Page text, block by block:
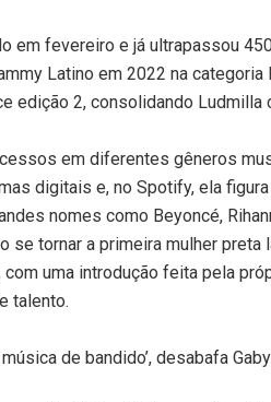
em fevereiro e já ultrapassou
Latino em 2022 na categoria
edição 2, consolidando Ludmilla
em diferentes gêneros
digitais e, no Spotify, ela
nomes como Beyoncé,
se tornar a primeira mulher preta
uma introdução feita pela
talento.
de bandido’, desabafa